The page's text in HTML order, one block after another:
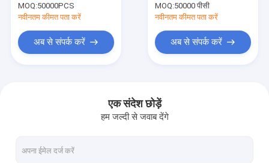
कारखाने का दौरा
MOQ:50000PCS
नवीनतम कीमत पता करें
अब से संपर्क करें
MOQ:50000 पीसी
नवीनतम कीमत पता करें
अब से संपर्क करें
एक संदेश छोड़ें
हम जल्दी से जवाब देंगे